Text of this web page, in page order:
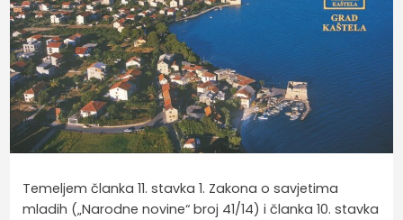
Temeljem članka 11. stavka 1. Zakona o savjetima
mladih („Narodne novine“ broj 41/14) i članka 10. stavka